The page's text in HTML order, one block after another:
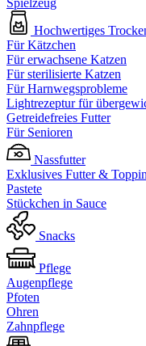
Spielzeug
Hochwertiges
Für Kätzchen
Für erwachsene Katzen
Für sterilisierte Katzen
Für Harnwegsprobleme
Lightrezeptur für
Getreidefreies Futter
Für Senioren
Nassfutter
Exklusives Futter &
Pastete
Stückchen in Sauce
Snacks
Pflege
Augenpflege
Pfoten
Ohren
Zahnpflege